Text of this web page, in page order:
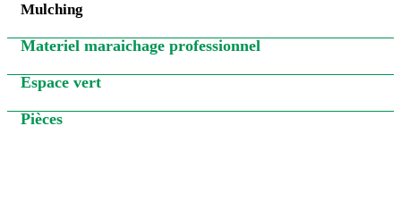
Materiel maraichage professionnel
Espace vert
Pièces
Mulching